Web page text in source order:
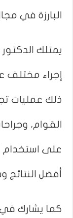
البارزة في
يمتلك
إجراء مختلف
ذلك عمليات
القوام،
على استخدام
أفضل
كما يشارك في